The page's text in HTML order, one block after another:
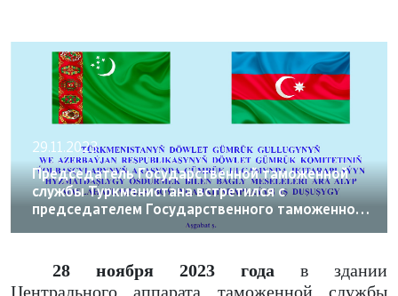
29.11.2023
Председатель Государственной таможенной
службы Туркменистана встретился с
председателем Государственного таможенного
комитета Азербайджанской Республики
28 ноября 2023 года в здании
Центрального аппарата таможенной службы